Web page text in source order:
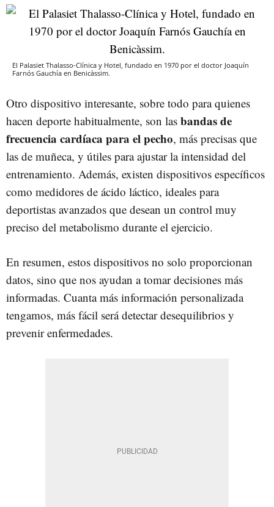
El Palasiet Thalasso-Clínica y Hotel, fundado en 1970 por el doctor Joaquín
Farnós Gauchía en Benicàssim.
Otro dispositivo interesante, sobre todo para quienes
hacen deporte habitualmente, son las bandas de
frecuencia cardíaca para el pecho, más precisas que
las de muñeca, y útiles para ajustar la intensidad del
entrenamiento. Además, existen dispositivos específicos
como medidores de ácido láctico, ideales para
deportistas avanzados que desean un control muy
preciso del metabolismo durante el ejercicio.
En resumen, estos dispositivos no solo proporcionan
datos, sino que nos ayudan a tomar decisiones más
informadas. Cuanta más información personalizada
tengamos, más fácil será detectar desequilibrios y
prevenir enfermedades.